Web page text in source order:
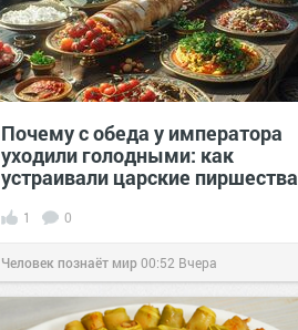
Почему с обеда у императора
уходили голодными: как
устраивали царские пиршества
1 0
Человек познаёт мир00:52 Вчера